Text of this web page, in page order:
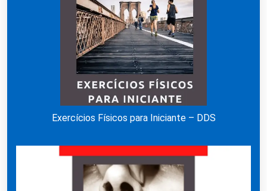
Exercícios Físicos para Iniciante – DDS